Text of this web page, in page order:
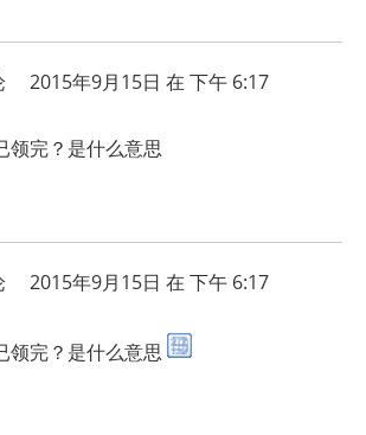
2015年9月15日 在 下午 6:17
领完？是什么意思
2015年9月15日 在 下午 6:17
领完？是什么意思